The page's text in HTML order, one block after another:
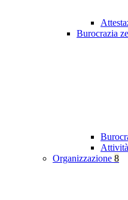
Burocrazia
Organizzazione 8